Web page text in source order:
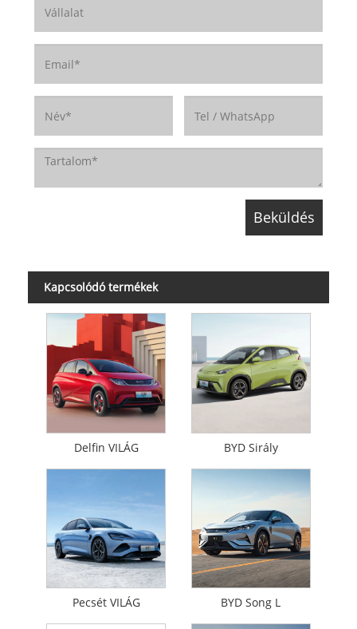
Kapcsolódó termékek
Delfin VILÁG BYD Sirály
Pecsét VILÁG BYD Song L